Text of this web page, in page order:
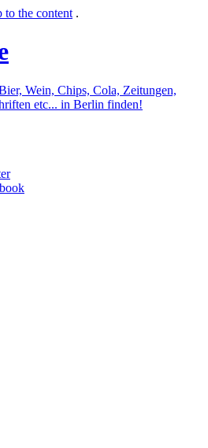
to the content .
Wein, Chips, Cola, Zeitungen,
etc... in Berlin finden!